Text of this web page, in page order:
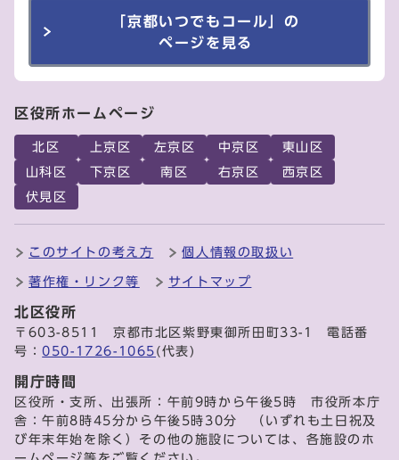
「京都いつでもコール」の
ページを見る
区役所ホームページ
北区 上京区 左京区 中京区
東山区
山科区
下京区 南区 右京区
西京区
伏見区
このサイトの考え方 個人情報の取扱い
著作権・リンク等 サイトマップ
北区役所
〒603-8511 京都市北区紫野東御所田町33-1 電話番
号：050-1726-1065 (代表)
開庁時間
区役所・支所、出張所：午前9時から午後5時 市役所本庁
舎：午前8時45分から午後5時30分 （いずれも土日祝及
び年末年始を除く）その他の施設については、各施設のホ